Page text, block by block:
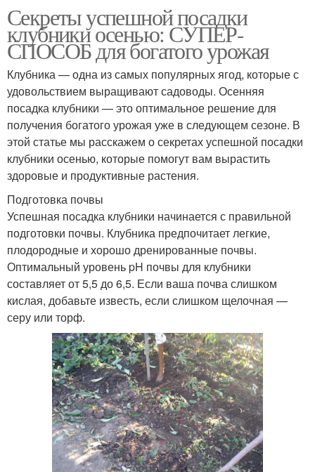
Секреты успешной посадки
клубники осенью: СУПЕР-
СПОСОБ для богатого урожая
Клубника — одна из самых популярных ягод, которые с
удовольствием выращивают садоводы. Осенняя
посадка клубники — это оптимальное решение для
получения богатого урожая уже в следующем сезоне. В
этой статье мы расскажем о секретах успешной посадки
клубники осенью, которые помогут вам вырастить
здоровые и продуктивные растения.
Подготовка почвы
Успешная посадка клубники начинается с правильной
подготовки почвы. Клубника предпочитает легкие,
плодородные и хорошо дренированные почвы.
Оптимальный уровень pH почвы для клубники
составляет от 5,5 до 6,5. Если ваша почва слишком
кислая, добавьте известь, если слишком щелочная —
серу или торф.